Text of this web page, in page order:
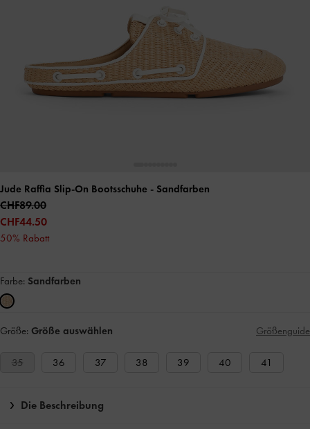
Jude Raffia Slip-On Bootsschuhe - Sandfarben
CHF89.00
CHF44.50
50% Rabatt
Farbe: Sandfarben
Größe: Größe auswählen Größenguide
35 36 37 38 39 40 41
Die Beschreibung